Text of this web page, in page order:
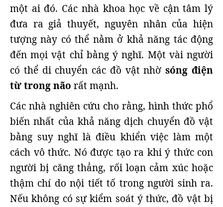
một ai đó. Các nhà khoa học về cận tâm lý
đưa ra giả thuyết, nguyên nhân của hiện
tượng này có thể nằm ở khả năng tác động
đến mọi vật chỉ bằng ý nghĩ. Một vài người
có thể di chuyển các đồ vật nhờsóng điện
từ trong não rất mạnh.
Các nhà nghiên cứu cho rằng, hình thức phổ
biến nhất của khả năng dịch chuyển đồ vật
bằng suy nghĩ là điều khiển việc làm một
cách vô thức. Nó được tạo ra khi ý thức con
người bị căng thẳng, rối loạn cảm xúc hoặc
thậm chí do nội tiết tố trong người sinh ra.
Nếu không có sự kiểm soát ý thức, đồ vật bị